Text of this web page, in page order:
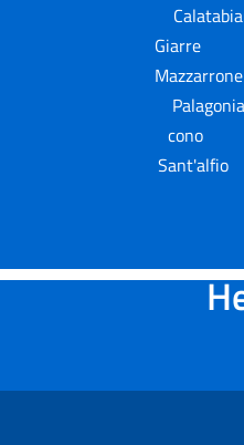
Giarre
Mazzarrone
Palagonia
cono
Sant'alfio